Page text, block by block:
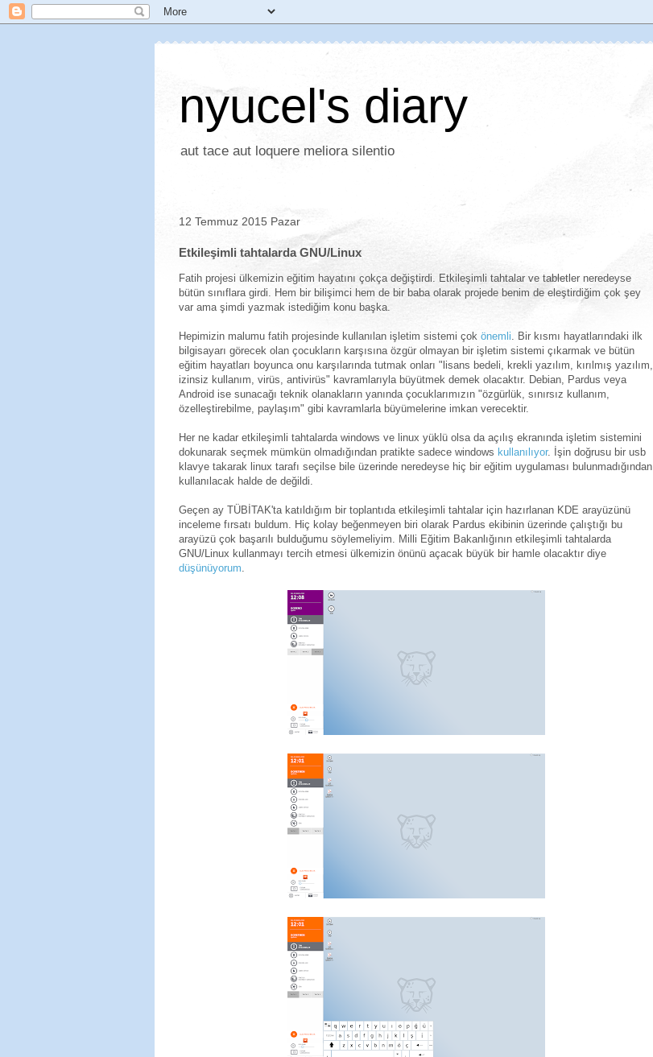
nyucel's diary
aut tace aut loquere meliora silentio
12 Temmuz 2015 Pazar
Etkileşimli tahtalarda GNU/Linux
Fatih projesi ülkemizin eğitim hayatını çokça değiştirdi. Etkileşimli tahtalar ve tabletler neredeyse
bütün sınıflara girdi. Hem bir bilişimci hem de bir baba olarak projede benim de eleştirdiğim çok şey
var ama şimdi yazmak istediğim konu başka.
Hepimizin malumu fatih projesinde kullanılan işletim sistemi çok önemli. Bir kısmı hayatlarındaki ilk
bilgisayarı görecek olan çocukların karşısına özgür olmayan bir işletim sistemi çıkarmak ve bütün
eğitim hayatları boyunca onu karşılarında tutmak onları "lisans bedeli, krekli yazılım, kırılmış yazılım,
izinsiz kullanım, virüs, antivirüs" kavramlarıyla büyütmek demek olacaktır. Debian, Pardus veya
Android ise sunacağı teknik olanakların yanında çocuklarımızın "özgürlük, sınırsız kullanım,
özelleştirebilme, paylaşım" gibi kavramlarla büyümelerine imkan verecektir.
Her ne kadar etkileşimli tahtalarda windows ve linux yüklü olsa da açılış ekranında işletim sistemini
dokunarak seçmek mümkün olmadığından pratikte sadece windows kullanılıyor. İşin doğrusu bir usb
klavye takarak linux tarafı seçilse bile üzerinde neredeyse hiç bir eğitim uygulaması bulunmadığından
kullanılacak halde de değildi.
Geçen ay TÜBİTAK'ta katıldığım bir toplantıda etkileşimli tahtalar için hazırlanan KDE arayüzünü
inceleme fırsatı buldum. Hiç kolay beğenmeyen biri olarak Pardus ekibinin üzerinde çalıştığı bu
arayüzü çok başarılı bulduğumu söylemeliyim. Milli Eğitim Bakanlığının etkileşimli tahtalarda
GNU/Linux kullanmayı tercih etmesi ülkemizin önünü açacak büyük bir hamle olacaktır diye
düşünüyorum.